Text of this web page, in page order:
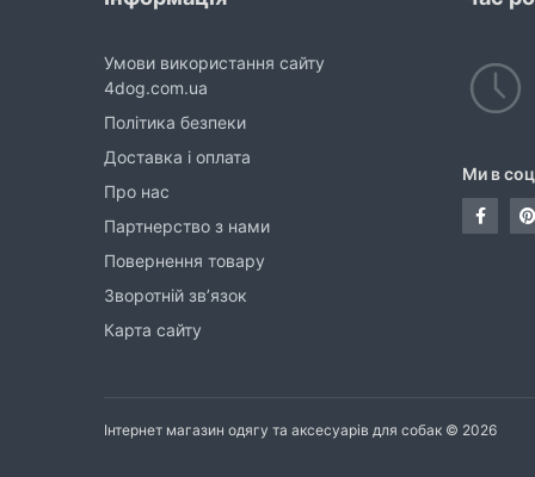
Умови використання сайту
4dog.com.ua
Політика безпеки
Доставка і оплата
Про нас
Партнерство з нами
Повернення товару
Зворотній зв’язок
Карта сайту
Ми в
Інтернет магазин одягу та аксесуарів для собак © 2026